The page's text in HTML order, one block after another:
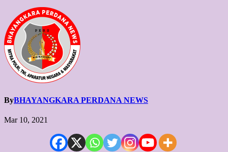
ByBHAYANGKARA PERDANA NEWS
Mar 10, 2021